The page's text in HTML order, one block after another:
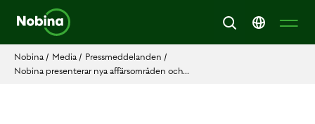
Nobina / Media / Pressmeddelanden /
Nobina presenterar nya affärsområden och...